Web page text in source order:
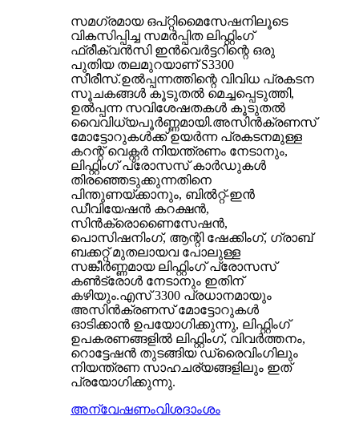
സമഗ്രമായ ഒപ്റ്റിമൈസേഷനിലൂടെ
വികസിപ്പിച്ച സമർപ്പിത ലിഫ്റ്റിംഗ്
ഫ്രീക്വൻസി ഇൻവെർട്ടറിന്റെ ഒരു
പുതിയ തലമുറയാണ് S3300
സീരീസ്.ഉൽപ്പന്നത്തിന്റെ വിവിധ പ്രകടന
സൂചകങ്ങൾ കൂടുതൽ മെച്ചപ്പെടുത്തി,
ഉൽപ്പന്ന സവിശേഷതകൾ കൂടുതൽ
വൈവിധ്യപൂർണ്ണമായി.അസിൻക്രണസ്
മോട്ടോറുകൾക്ക് ഉയർന്ന പ്രകടനമുള്ള
കറന്റ് വെക്റ്റർ നിയന്ത്രണം നേടാനും,
ലിഫ്റ്റിംഗ് പ്രോസസ് കാർഡുകൾ
തിരഞ്ഞെടുക്കുന്നതിനെ
പിന്തുണയ്ക്കാനും, ബിൽറ്റ്-ഇൻ
ഡീവിയേഷൻ കറക്ഷൻ,
സിൻക്രൊണൈസേഷൻ,
പൊസിഷനിംഗ്, ആന്റി ഷേക്കിംഗ്, ഗ്രാബ്
ബക്കറ്റ് മുതലായവ പോലുള്ള
സങ്കീർണ്ണമായ ലിഫ്റ്റിംഗ് പ്രോസസ്
കൺട്രോൾ നേടാനും ഇതിന്
കഴിയും.എസ് 3300 പ്രധാനമായും
അസിൻക്രണസ് മോട്ടോറുകൾ
ഓടിക്കാൻ ഉപയോഗിക്കുന്നു, ലിഫ്റ്റിംഗ്
ഉപകരണങ്ങളിൽ ലിഫ്റ്റിംഗ്, വിവർത്തനം,
റൊട്ടേഷൻ തുടങ്ങിയ ഡ്രൈവിംഗിലും
നിയന്ത്രണ സാഹചര്യങ്ങളിലും ഇത്
പ്രയോഗിക്കുന്നു.
അന്വേഷണംവിശദാംശം